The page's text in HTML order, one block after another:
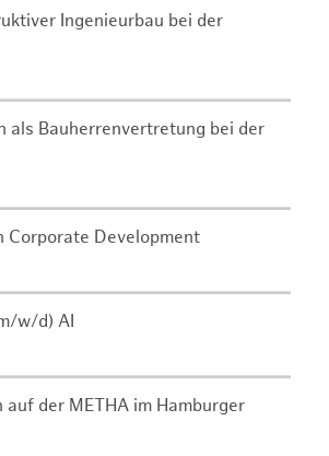
Ingenieurbau bei der
als Bauherrenvertretung bei der
Corporate Development
w/d) AI
der METHA im Hamburger